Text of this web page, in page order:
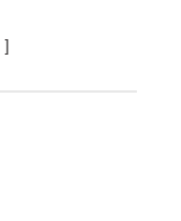
]